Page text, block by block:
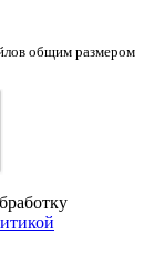
общим размером